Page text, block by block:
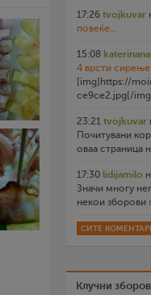
17:26 tvojkuvar
повеќе...
15:08
4 врсти сирење
[img]https://
ce9ce2.jpg[/
23:21 tvojkuvar
Почитувани
оваа страница
17:30 lidijamilo
Значи многу
некои зборови
СИТЕ
Клучни